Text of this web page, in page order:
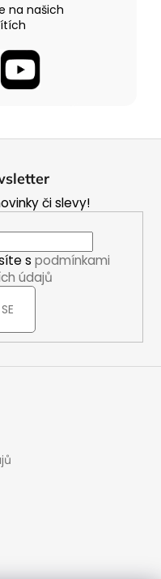
na našich
či slevy!
s podmínkami
údajů